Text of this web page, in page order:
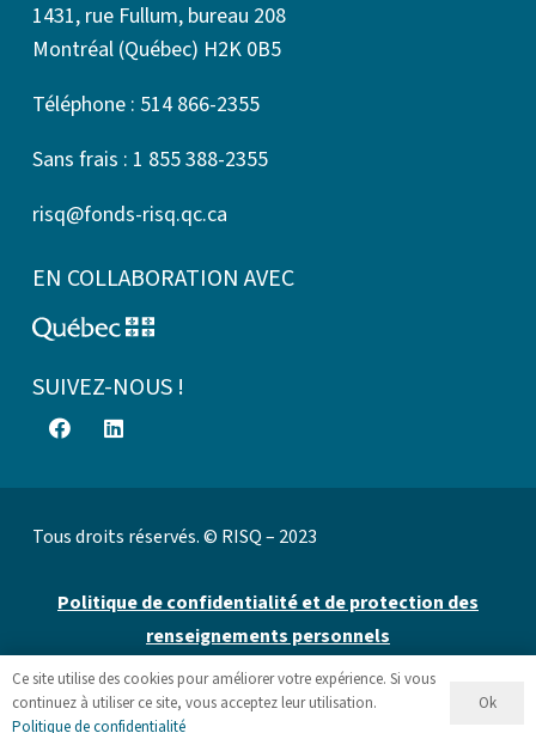
1431, rue Fullum, bureau 208
Montréal (Québec) H2K 0B5
Téléphone : 514 866-2355
Sans frais : 1 855 388-2355
risq@fonds-risq.qc.ca
EN COLLABORATION AVEC
SUIVEZ-NOUS !
Tous droits réservés. © RISQ – 2023
Politique de confidentialité et de protection des
renseignements personnels
Site web par 👉 Cinetic
Ce site utilise des cookies pour améliorer votre expérience. Si vous
continuez à utiliser ce site, vous acceptez leur utilisation.
Politique de confidentialité
Ok